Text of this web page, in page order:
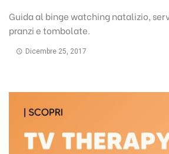
Guida al binge watching natalizio,
pranzi e tombolate.
Dicembre 25, 2017